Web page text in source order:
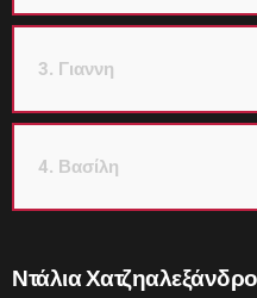
3. Γιαννη
4. Βασίλη
Ντάλια